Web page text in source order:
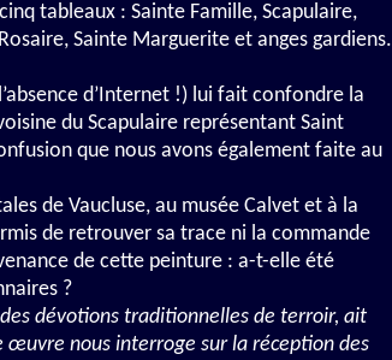
tableaux : Sainte Famille, Scapulaire,
Sainte Marguerite et anges gardiens.
d’Internet !) lui fait confondre la
du Scapulaire représentant Saint
que nous avons également faite au
de Vaucluse, au musée Calvet et à la
de retrouver sa trace ni la commande
de cette peinture : a-t-elle été
?
dévotions traditionnelles de terroir, ait
œuvre nous interroge sur la réception des